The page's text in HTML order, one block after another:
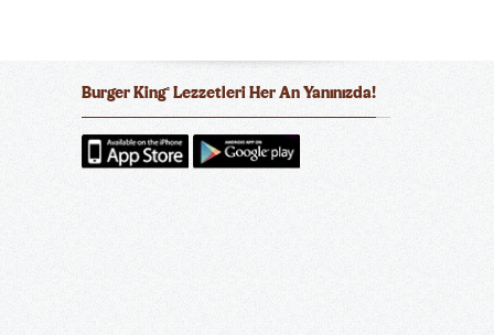
Double Whopper ®Menü Triple Whopper
Burger King® Lezzetleri Her An Yanınızda!